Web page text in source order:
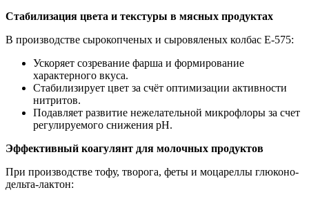
Стабилизация цвета и текстуры в мясных продуктах
В производстве сырокопченых и сыровяленых колбас Е-575:
Ускоряет созревание фарша и формирование
характерного вкуса.
Стабилизирует цвет за счёт оптимизации активности
нитритов.
Подавляет развитие нежелательной микрофлоры за счет
регулируемого снижения pH.
Эффективный коагулянт для молочных продуктов
При производстве тофу, творога, феты и моцареллы глюконо-
дельта-лактон: